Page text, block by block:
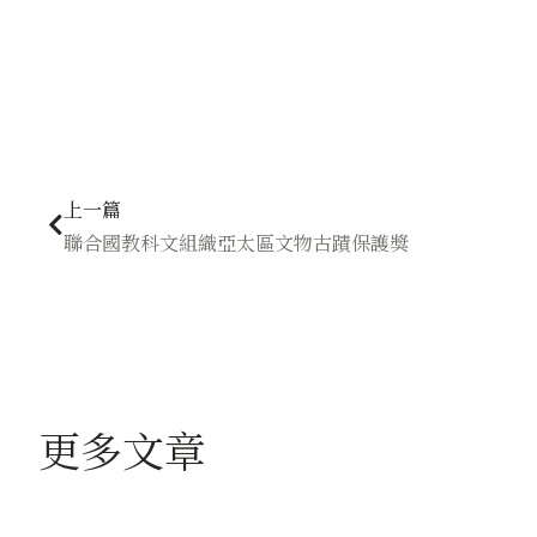
上一頁
上一篇
聯合國教科文組織亞太區文物古蹟保護獎
更多文章